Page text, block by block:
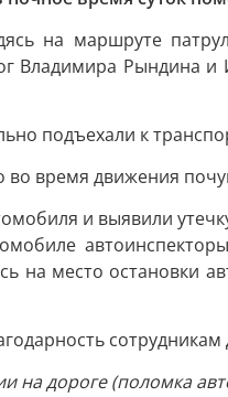
на маршруте
Владимира Рындина
подъехали к
во время движения
и выявили
на место остановки
на дороге (поломка